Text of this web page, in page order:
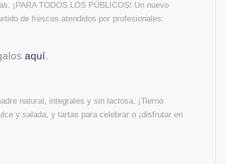
¡PARA TODOS LOS PÚBLICOS! Un nuevo
de frescos atendidos por profesionales:
aquí.
natural, integrales y sin lactosa. ¡Tierno
y salada, y tartas para celebrar o ¡disfrutar en